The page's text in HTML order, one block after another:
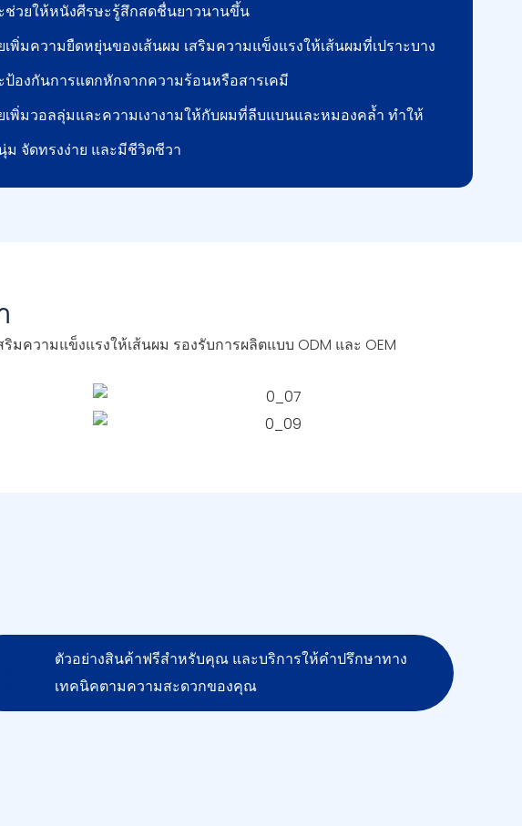
ช่วยให้หนังศีรษะรู้สึกสดชื่นยาวนานขึ้น
เพิ่มความยืดหยุ่นของเส้นผม เสริมความแข็งแรงให้เส้นผมที่เปราะบาง
ป้องกันการแตกหักจากความร้อนหรือสารเคมี
เพิ่มวอลลุ่มและความเงางามให้กับผมที่ลีบแบนและหมองคล้ำ ทำให้
ม จัดทรงง่าย และมีชีวิตชีวา
ความแข็งแรงให้เส้นผม รองรับการผลิตแบบ ODM และ OEM
ตัวอย่างสินค้าฟรีสำหรับคุณ และบริการให้คำปรึกษาทาง
เทคนิคตามความสะดวกของคุณ